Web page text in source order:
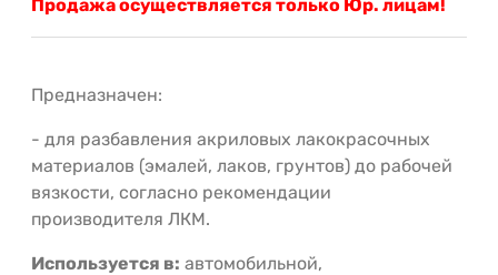
Продажа осуществляется только Юр. лицам!
Предназначен:
- для разбавления акриловых лакокрасочных
материалов (эмалей, лаков, грунтов) до рабочей
вязкости, согласно рекомендации
производителя ЛКМ.
Используется в: автомобильной,